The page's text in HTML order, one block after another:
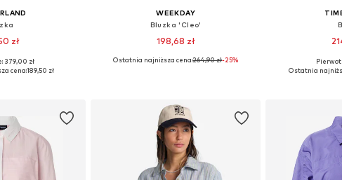
zł
S, M, L
379,00 zł
cena:189,50 zł
WEEKDAY
Bluzka 'Cleo'
198,68 zł
Dostępne rozmiary: XS, S, M, L
Ostatnia najniższa cena:264,90 zł-25%
Dostępne
Ostatnia